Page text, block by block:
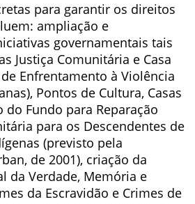
para garantir os direitos
ampliação e
governamentais tais
Justiça Comunitária e Casa
Enfrentamento à Violência
Pontos de Cultura, Casas
do Fundo para Reparação
para os Descendentes de
(previsto pela
de 2001), criação da
da Verdade, Memória e
da Escravidão e Crimes de